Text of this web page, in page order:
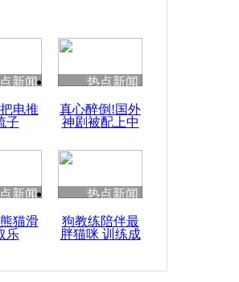
因
度苗族花山节
魂
新闻
电推
子
热点新闻
真心醉倒!国外
神剧被配上中
新闻
猫滑
乐
热点新闻
狗教练陪伴最
胖猫咪 训练成